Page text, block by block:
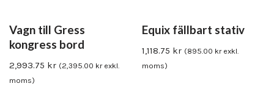
Vagn till Gress
kongress bord
2,993.75 kr (2,395.00 krexkl.
moms)
Equix fällbart stativ
1,118.75 kr (895.00 krexkl.
moms)